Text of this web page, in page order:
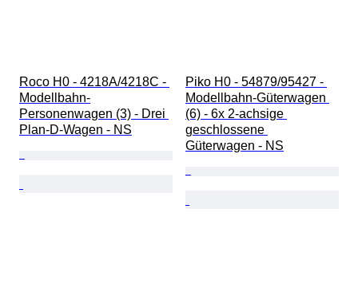
Roco H0 - 4218A/4218C -
Modellbahn-
Personenwagen (3) - Drei
Plan-D-Wagen - NS
Piko H0 - 54879/95427 -
Modellbahn-Güterwagen
(6) - 6x 2-achsige
geschlossene
Güterwagen - NS